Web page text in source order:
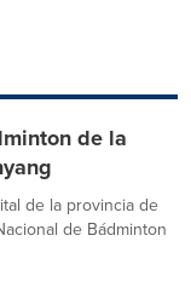
de la
de la provincia de
de Bádminton